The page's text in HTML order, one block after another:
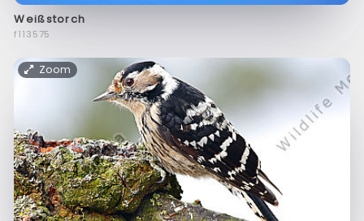
Weißstorch
f113575
Zoom